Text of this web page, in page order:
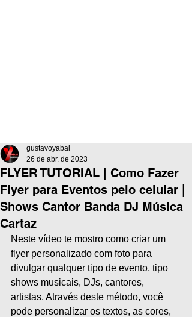
FLYER TUTORIAL | Como Fazer
Flyer para Eventos pelo celular |
Shows Cantor Banda DJ Música
Cartaz
gustavoyabai
26 de abr. de 2023
Neste vídeo te mostro como criar um
flyer personalizado com foto para
divulgar qualquer tipo de evento, tipo
shows musicais, DJs, cantores,
artistas. Através deste método, você
pode personalizar os textos, as cores,